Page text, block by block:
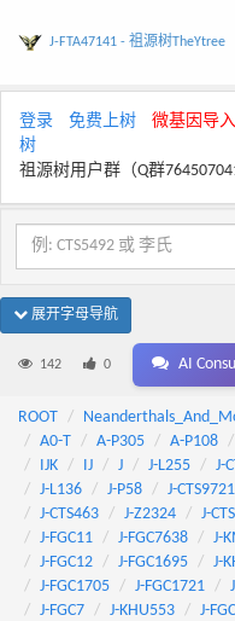
J-FTA47141 - 祖源树TheYtree
登录 免费上树 微基因导入
树
祖源树用户群（Q群
展开字母导航
142 0 AI
ROOT
A0-T
A-P305 A-P108
IJK
IJ J J-L255 J-
J-L136
J-P58 J-CTS9721
J-CTS463
J-Z2324 J-
J-FGC11
J-FGC7638 J-
J-FGC12
J-FGC1695 J-
J-FGC1705
J-FGC1721
J-FGC7
J-KHU553 J-